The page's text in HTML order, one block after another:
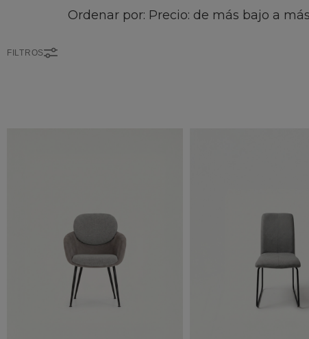
FILTROS
Ordenar por: Precio: de más bajo a